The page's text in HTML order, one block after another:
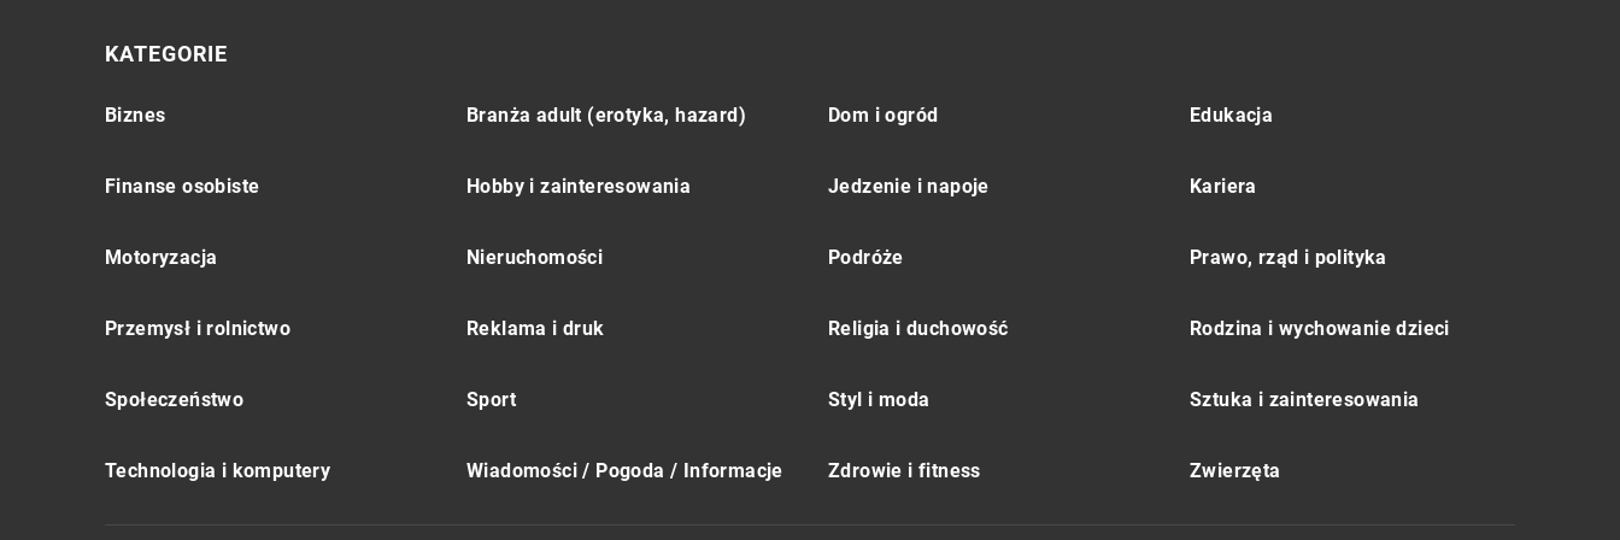
KATEGORIE
Biznes Branża adult (erotyka, hazard) Dom i ogród Edukacja
Finanse osobiste Hobby i zainteresowania Jedzenie i napoje Kariera
Motoryzacja Nieruchomości Podróże Prawo, rząd i polityka
Przemysł i rolnictwo Reklama i druk Religia i duchowość Rodzina i wychowanie dzieci
Społeczeństwo Sport Styl i moda Sztuka i zainteresowania
Technologia i komputery Wiadomości / Pogoda / Informacje Zdrowie i fitness Zwierzęta